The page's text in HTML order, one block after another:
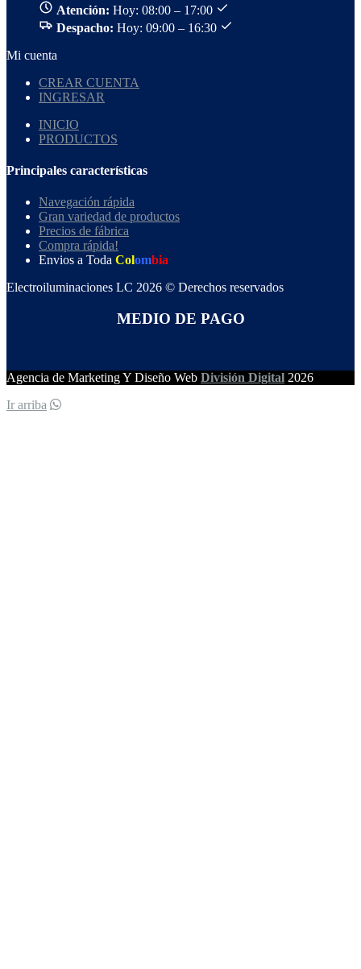
Atención: Hoy: 08:00 – 17:00
Despacho: Hoy: 09:00 – 16:30
Mi cuenta
CREAR CUENTA
INGRESAR
INICIO
PRODUCTOS
Principales características
Navegación rápida
Gran variedad de productos
Precios de fábrica
Compra rápida!
Envios a Toda Colombia
Electroiluminaciones LC 2026 © Derechos reservados
MEDIO DE PAGO
Agencia de Marketing Y Diseño Web División Digital 2026
Ir arriba